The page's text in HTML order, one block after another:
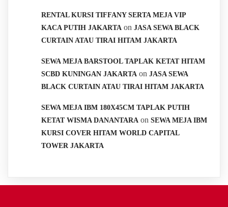
RENTAL KURSI TIFFANY SERTA MEJA VIP
KACA PUTIH JAKARTA on JASA SEWA BLACK
CURTAIN ATAU TIRAI HITAM JAKARTA
SEWA MEJA BARSTOOL TAPLAK KETAT HITAM
SCBD KUNINGAN JAKARTA on JASA SEWA
BLACK CURTAIN ATAU TIRAI HITAM JAKARTA
SEWA MEJA IBM 180X45CM TAPLAK PUTIH
KETAT WISMA DANANTARA on SEWA MEJA IBM
KURSI COVER HITAM WORLD CAPITAL
TOWER JAKARTA